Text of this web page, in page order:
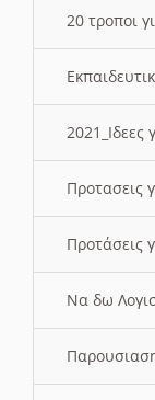
20 τροποι
2021_Ιδεες
Προτασεις
Προτάσεις
Να δω